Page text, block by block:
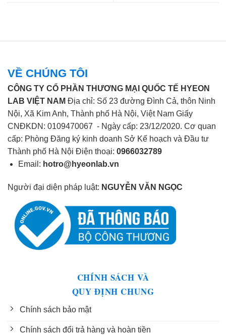
VỀ CHÚNG TÔI
CÔNG TY CỔ PHẦN THƯƠNG MẠI QUỐC TẾ HYEON
LAB VIỆT NAM Địa chỉ: Số 23 đường Đình Cả, thôn Ninh
Nội, Xã Kim Anh, Thành phố Hà Nội, Việt Nam Giấy
CNĐKDN: 0109470067 - Ngày cấp: 23/12/2020. Cơ quan
cấp: Phòng Đăng ký kinh doanh Sở Kế hoạch và Đầu tư
Thành phố Hà Nội Điện thoại: 0966032789
Email: hotro@hyeonlab.vn
Người đại diện pháp luật: NGUYỄN VĂN NGỌC
CHÍNH SÁCH VÀ
QUY ĐỊNH CHUNG
Chính sách bảo mật
Chính sách đổi trả hàng và hoàn tiền